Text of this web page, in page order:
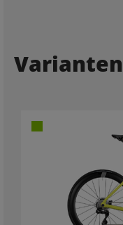
Varianten